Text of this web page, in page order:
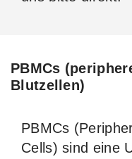
PBMCs
Blutzellen)
PBMCs
Cells) sind eine